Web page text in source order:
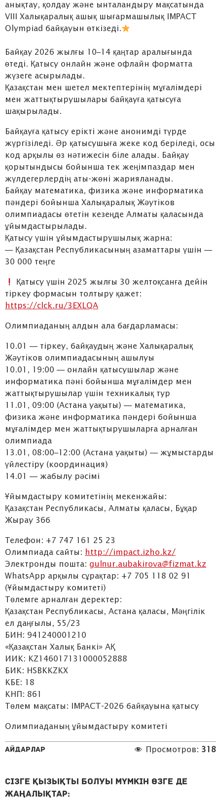
анықтау, қолдау және ынталандыру мақсатында
VIII Халықаралық ашық шығармашылық IMPACT
Olympiad байқауын өткізеді.
Байқау 2026 жылғы 10–14 қаңтар аралығында
өтеді. Қатысу онлайн және офлайн форматта
жүзеге асырылады.
Қазақстан мен шетел мектептерінің мұғалімдері
мен жаттықтырушылары байқауға қатысуға
шақырылады.
Байқауға қатысу ерікті және анонимді түрде
жүргізіледі. Әр қатысушыға жеке код беріледі, осы
код арқылы өз нәтижесін біле алады. Байқау
қорытындысы бойынша тек жеңімпаздар мен
жүлдегерлердің аты-жөні жарияланады.
Байқау математика, физика және информатика
пәндері бойынша Халықаралық Жәутіков
олимпиадасы өтетін кезеңде Алматы қаласында
ұйымдастырылады.
Қатысу үшін ұйымдастырушылық жарна:
— Қазақстан Республикасының азаматтары үшін —
30 000 теңге
Қатысу үшін 2025 жылғы 30 желтоқсанға дейін
тіркеу формасын толтыру қажет:
https://clck.ru/3EXLQA
Олимпиаданың алдын ала бағдарламасы:
10.01 — тіркеу, байқаудың және Халықаралық
Жәутіков олимпиадасының ашылуы
10.01, 19:00 — онлайн қатысушылар және
информатика пәні бойынша мұғалімдер мен
жаттықтырушылар үшін техникалық тур
11.01, 09:00 (Астана уақыты) — математика,
физика және информатика пәндері бойынша
мұғалімдер мен жаттықтырушыларға арналған
олимпиада
13.01, 08:00–12:00 (Астана уақыты) — жұмыстарды
үйлестіру (координация)
14.01 — жабылу рәсімі
Ұйымдастыру комитетінің мекенжайы:
Қазақстан Республикасы, Алматы қаласы, Бұқар
Жырау 36б
Телефон: +7 747 161 25 23
Олимпиада сайты: http://impact.izho.kz/
Электронды пошта: gulnur.aubakirova@fizmat.kz
WhatsApp арқылы сұрақтар: +7 705 118 02 91
(Ұйымдастыру комитеті)
Төлемге арналған деректер:
Қазақстан Республикасы, Астана қаласы, Мәңгілік
ел даңғылы, 55/23
БИН: 941240001210
«Қазақстан Халық Банкі» АҚ
ИИК: KZ146017131000052888
БИК: HSBKKZKX
КБЕ: 18
КНП: 861
Төлем мақсаты: IMPACT-2026 байқауына қатысу
Олимпиаданың ұйымдастыру комитеті
Айдарлар Просмотров: 318
Сізге қызықты болуы мүмкін өзге де
жаңалықтар: